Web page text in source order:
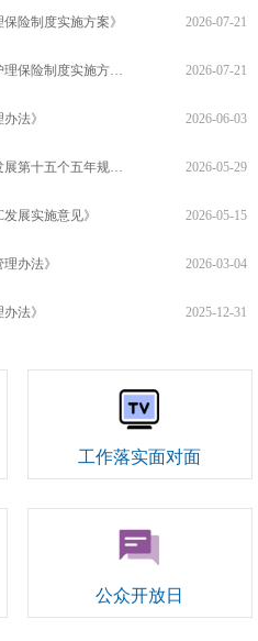
险制度实施方案》 2026-07-21
部门解读：《泰安市建立完善长期护理保险制度实施方案》政策解读 2026-07-21
法》 2026-06-03
【图解】《泰安市国民经济和社会发展第十五个五年规划纲要》 2026-05-29
展实施意见》 2026-05-15
办法》 2026-03-04
法》 2025-12-31
工作落实面对面
公众开放日